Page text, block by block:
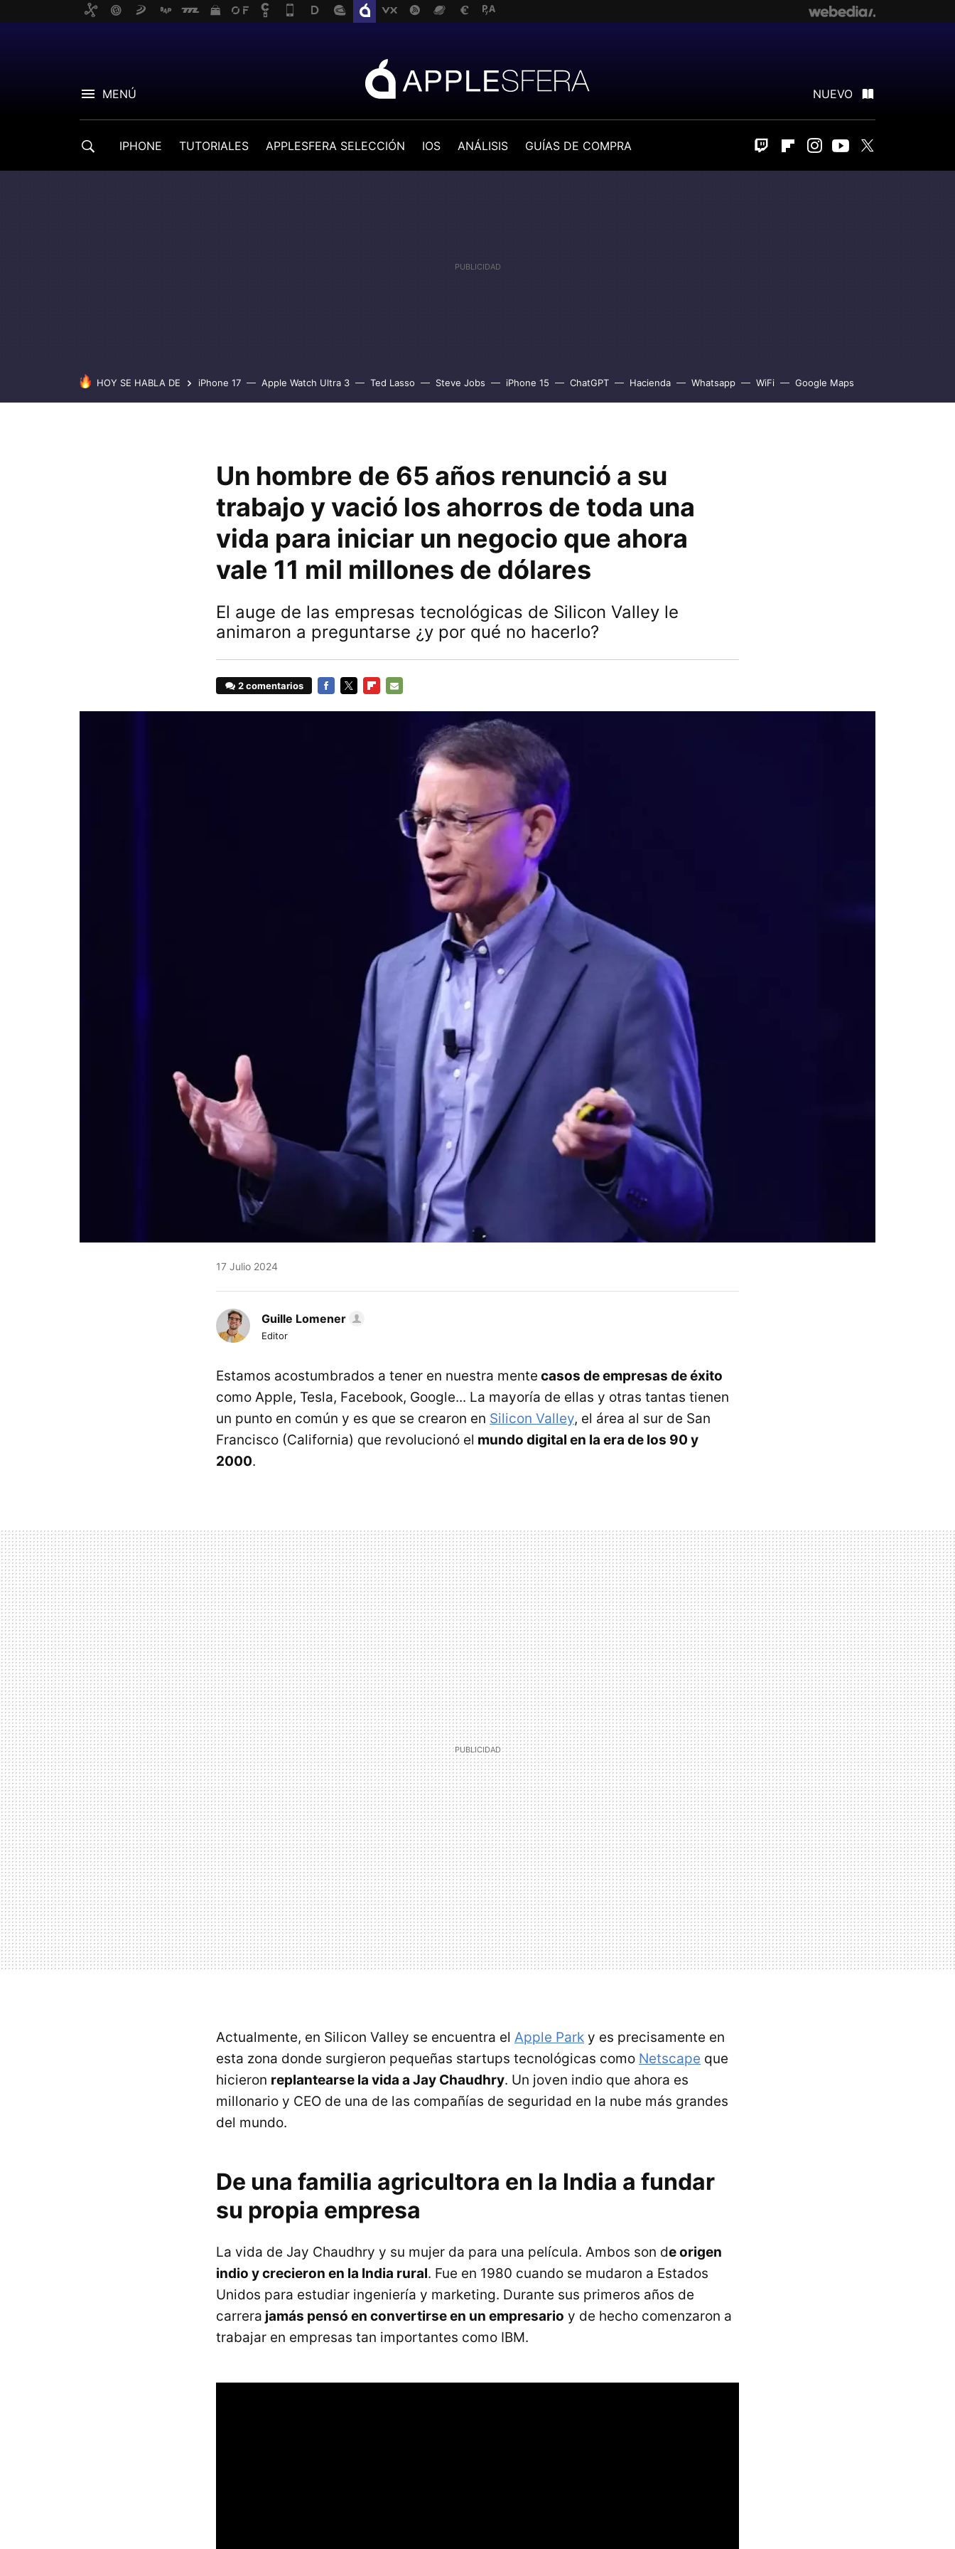
MENÚ NUEVO
IPHONE TUTORIALES APPLESFERA SELECCIÓN IOS ANÁLISIS GUÍAS DE COMPRA Twitch FlipboardInstagram
Youtube
HOY SE HABLA DE iPhone 17 Apple Watch Ultra 3 Ted Lasso Steve Jobs iPhone 15 ChatGPT Hacienda Whatsapp WiFi Google Maps
Un hombre de 65 años renunció a su
trabajo y vació los ahorros de toda una
vida para iniciar un negocio que ahora
vale 11 mil millones de dólares
El auge de las empresas tecnológicas de Silicon Valley le
animaron a preguntarse ¿y por qué no hacerlo?
2 comentarios
17 Julio 2024
Guille Lomener
Editor
Estamos acostumbrados a tener en nuestra mente casos de empresas de éxito
como Apple, Tesla, Facebook, Google... La mayoría de ellas y otras tantas tienen
un punto en común y es que se crearon en Silicon Valley, el área al sur de San
Francisco (California) que revolucionó el mundo digital en la era de los 90 y
2000.
Actualmente, en Silicon Valley se encuentra el Apple Park y es precisamente en
esta zona donde surgieron pequeñas startups tecnológicas como Netscape que
hicieron replantearse la vida a Jay Chaudhry. Un joven indio que ahora es
millonario y CEO de una de las compañías de seguridad en la nube más grandes
del mundo.
De una familia agricultora en la India a fundar
su propia empresa
La vida de Jay Chaudhry y su mujer da para una película. Ambos son de origen
indio y crecieron en la India rural. Fue en 1980 cuando se mudaron a Estados
Unidos para estudiar ingeniería y marketing. Durante sus primeros años de
carrera jamás pensó en convertirse en un empresario y de hecho comenzaron a
trabajar en empresas tan importantes como IBM.